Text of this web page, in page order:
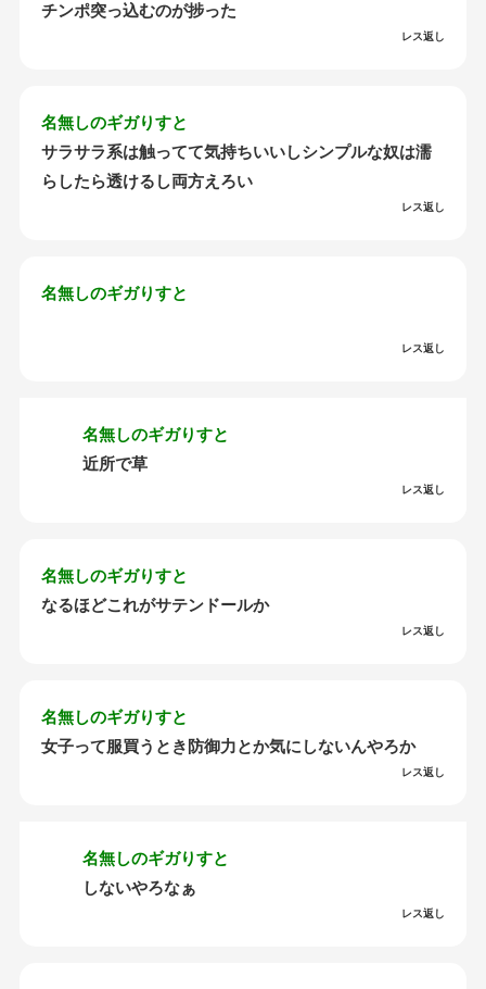
チンポ突っ込むのが捗った
レス返し
名無しのギガりすと
サラサラ系は触ってて気持ちいいしシンプルな奴は濡
らしたら透けるし両方えろい
レス返し
名無しのギガりすと
レス返し
名無しのギガりすと
近所で草
レス返し
名無しのギガりすと
なるほどこれがサテンドールか
レス返し
名無しのギガりすと
女子って服買うとき防御力とか気にしないんやろか
レス返し
名無しのギガりすと
しないやろなぁ
レス返し